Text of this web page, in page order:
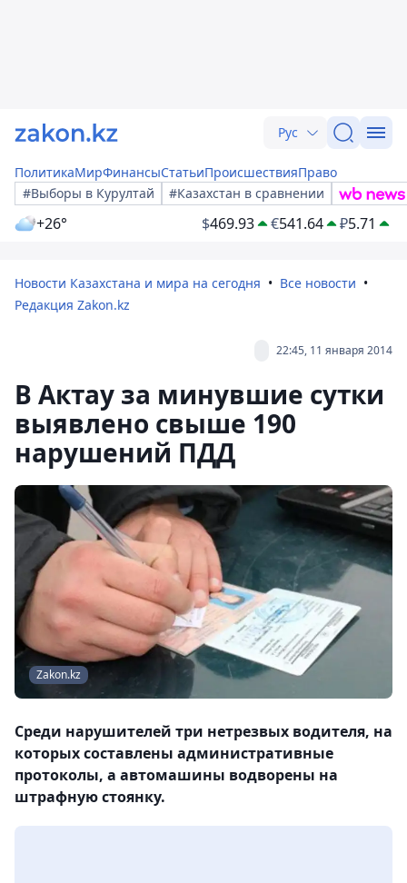
Рус
ПолитикаМирФинансыСтатьиПроисшествияПраво
#Выборы в Курултай
#Казахстан в сравнении
+26° $469.93 €541.64 ₽5.71
Новости Казахстана и мира на сегодня
Все новости
Редакция Zakon.kz
22:45, 11 января 2014
В Актау за минувшие сутки
выявлено свыше 190
нарушений ПДД
Zakon.kz
Среди нарушителей три нетрезвых водителя, на
которых составлены административные
протоколы, а автомашины водворены на
штрафную стоянку.